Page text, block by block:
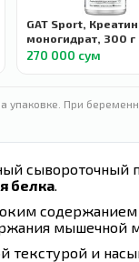
GAT Sport, Креатин
моногидрат, 300 г
270 000 сум
При
сывороточный
белка
мышечной
текстурой и